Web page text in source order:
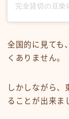
全国的に見ても
くありません。
しかしながら、
ることが出来ま